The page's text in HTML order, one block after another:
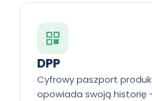
DPP
Cyfrowy paszport
opowiada swoją historię